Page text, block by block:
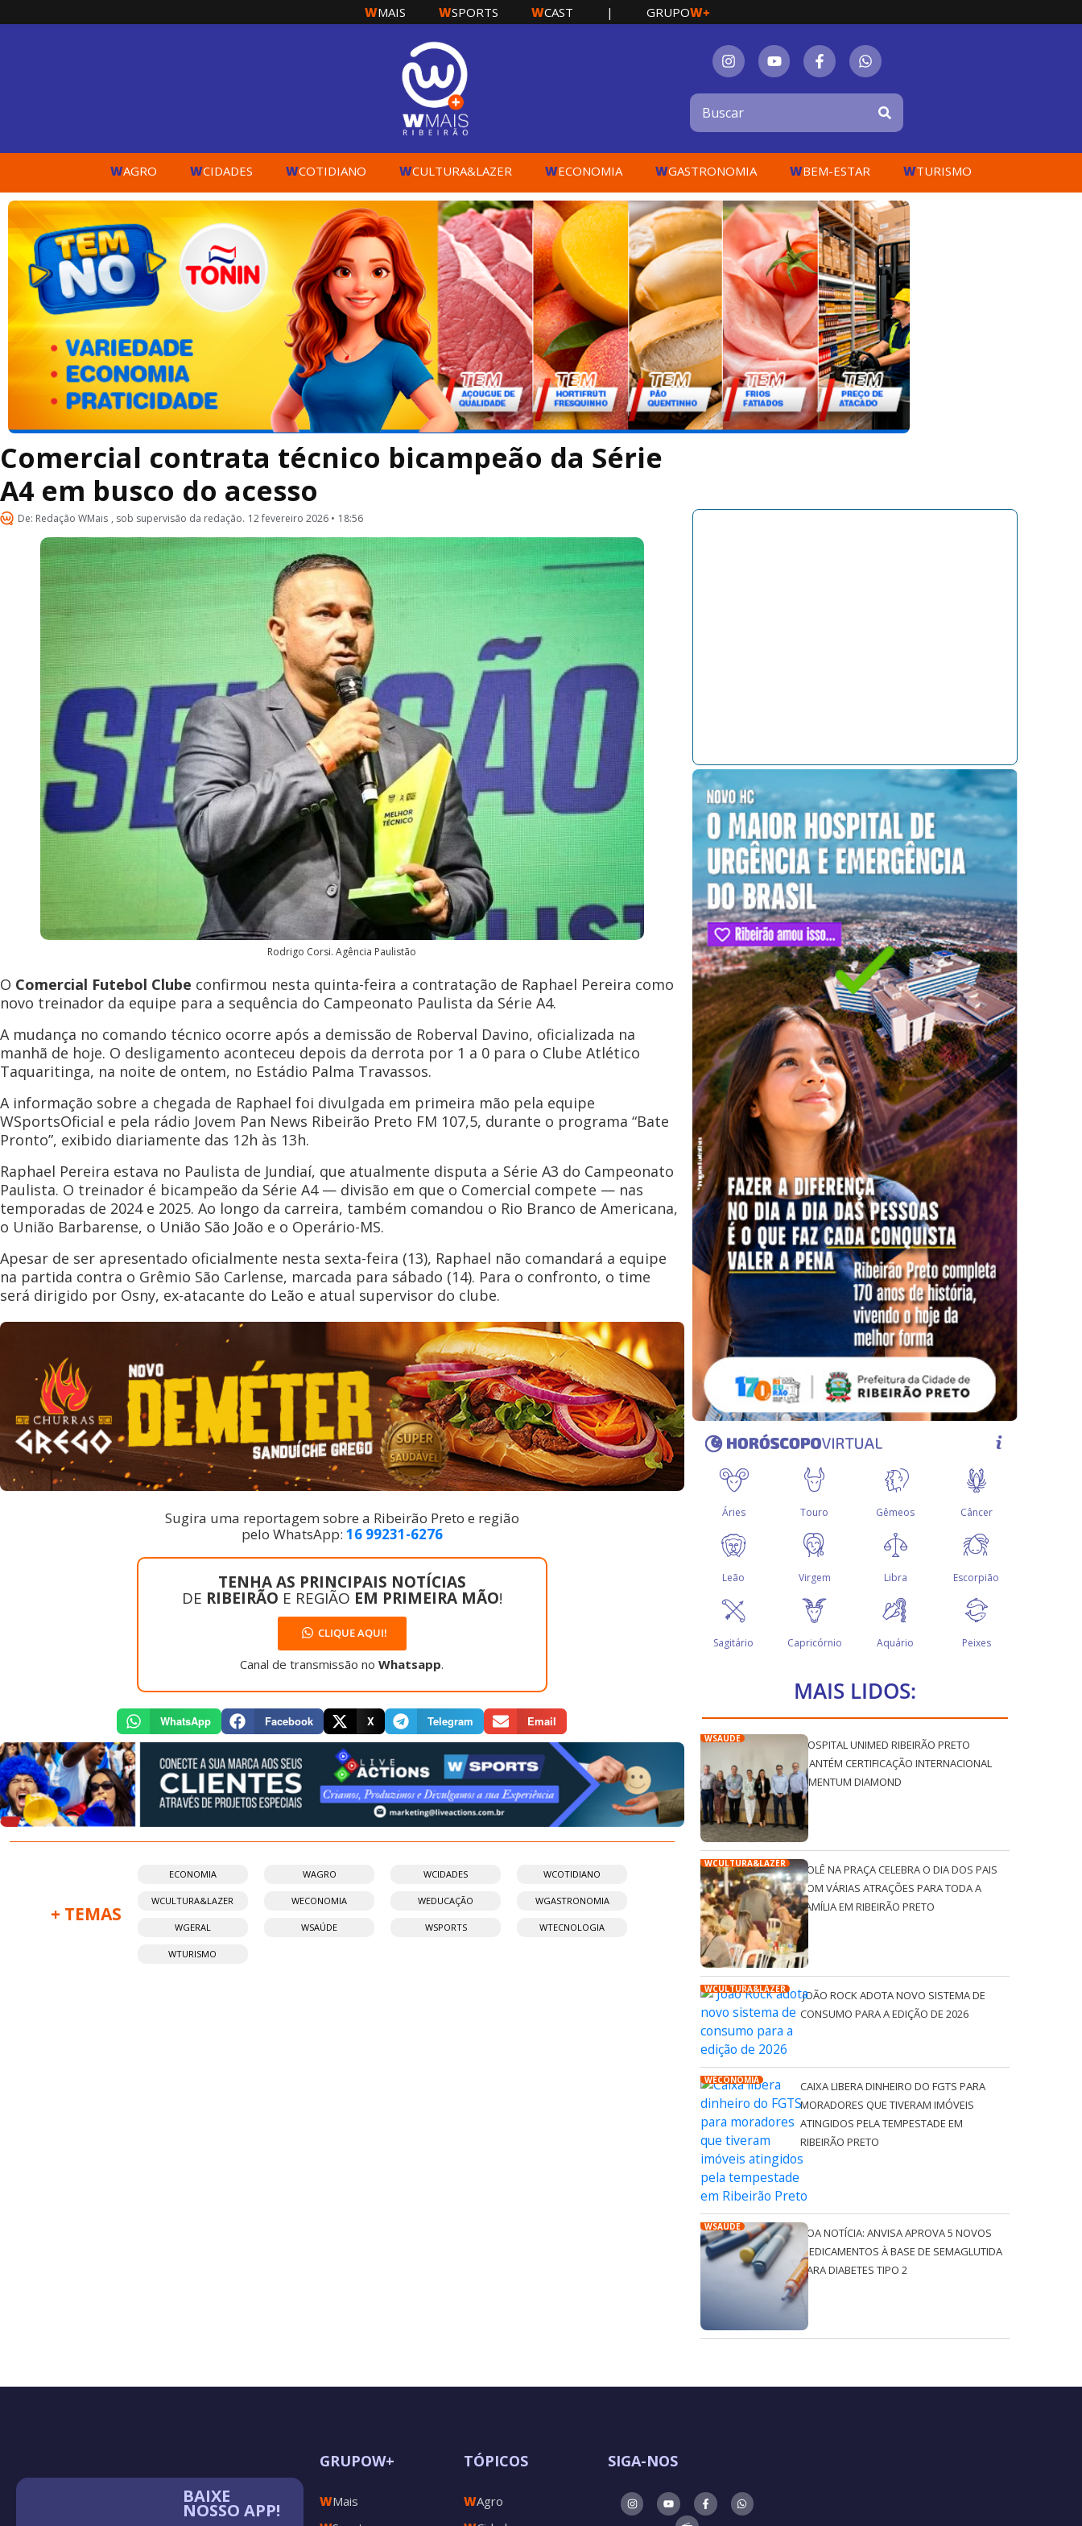
WMAIS WSPORTS WCAST | GRUPOW+
WAGRO WCIDADES WCOTIDIANO WCULTURA&LAZER WECONOMIA WGASTRONOMIA WBEM-ESTAR WTURISMO
Comercial contrata técnico bicampeão da Série
A4 em busco do acesso
De: Redação WMais , sob supervisão da redação. 12 fevereiro 2026 • 18:56
Rodrigo Corsi. Agência Paulistão
O Comercial Futebol Clube confirmou nesta quinta-feira a contratação de Raphael Pereira como
novo treinador da equipe para a sequência do Campeonato Paulista da Série A4.
A mudança no comando técnico ocorre após a demissão de Roberval Davino, oficializada na
manhã de hoje. O desligamento aconteceu depois da derrota por 1 a 0 para o Clube Atlético
Taquaritinga, na noite de ontem, no Estádio Palma Travassos.
A informação sobre a chegada de Raphael foi divulgada em primeira mão pela equipe
WSportsOficial e pela rádio Jovem Pan News Ribeirão Preto FM 107,5, durante o programa “Bate
Pronto”, exibido diariamente das 12h às 13h.
Raphael Pereira estava no Paulista de Jundiaí, que atualmente disputa a Série A3 do Campeonato
Paulista. O treinador é bicampeão da Série A4 — divisão em que o Comercial compete — nas
temporadas de 2024 e 2025. Ao longo da carreira, também comandou o Rio Branco de Americana,
o União Barbarense, o União São João e o Operário-MS.
Apesar de ser apresentado oficialmente nesta sexta-feira (13), Raphael não comandará a equipe
na partida contra o Grêmio São Carlense, marcada para sábado (14). Para o confronto, o time
será dirigido por Osny, ex-atacante do Leão e atual supervisor do clube.
Sugira uma reportagem sobre a Ribeirão Preto e região
pelo WhatsApp: 16 99231-6276
TENHA AS PRINCIPAIS NOTÍCIAS
DE RIBEIRÃO E REGIÃO EM PRIMEIRA MÃO!
CLIQUE AQUI!
Canal de transmissão noWhatsapp.
WhatsApp Facebook X Telegram Email
+ TEMAS
ECONOMIA WAGRO WCIDADES WCOTIDIANO
WCULTURA&LAZER WECONOMIA WEDUCAÇÃO WGASTRONOMIA
WGERAL WSAÚDE WSPORTS WTECNOLOGIA
WTURISMO
MAIS LIDOS:
WSAÚDE
HOSPITAL UNIMED RIBEIRÃO PRETO
MANTÉM CERTIFICAÇÃO INTERNACIONAL
QMENTUM DIAMOND
WCULTURA&LAZER
ROLÊ NA PRAÇA CELEBRA O DIA DOS PAIS
COM VÁRIAS ATRAÇÕES PARA TODA A
FAMÍLIA EM RIBEIRÃO PRETO
WCULTURA&LAZER
JOÃO ROCK ADOTA NOVO SISTEMA DE
CONSUMO PARA A EDIÇÃO DE 2026
WECONOMIA
CAIXA LIBERA DINHEIRO DO FGTS PARA
MORADORES QUE TIVERAM IMÓVEIS
ATINGIDOS PELA TEMPESTADE EM
RIBEIRÃO PRETO
WSAÚDE
BOA NOTÍCIA: ANVISA APROVA 5 NOVOS
MEDICAMENTOS À BASE DE SEMAGLUTIDA
PARA DIABETES TIPO 2
BAIXE
NOSSO APP!
GRUPOW+
WMais
TÓPICOS
WAgro
SIGA-NOS